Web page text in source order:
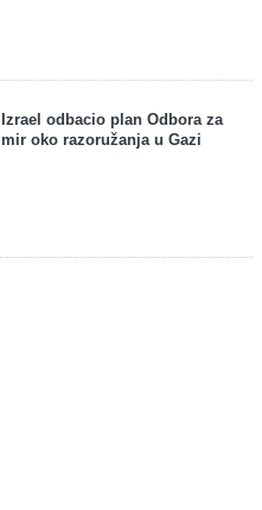
Izrael odbacio plan Odbora za
mir oko razoružanja u Gazi